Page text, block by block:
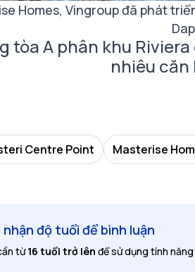
Homes, Vingroup đã phát
tòa A phân khu
nhiêu căn
Centre Point Masterise
nhận độ tuổi để bình luận
từ16 tuổi trở lên để sử dụng tính năng